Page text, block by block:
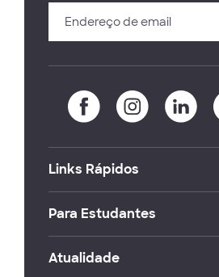
Links Rápidos
Para Estudantes
Atualidade